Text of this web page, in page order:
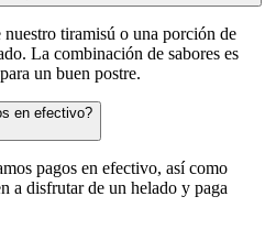
tiramisú o una porción de
La combinación de sabores es
un buen postre.
en efectivo?
pagos en efectivo, así como
a disfrutar de un helado y paga